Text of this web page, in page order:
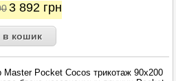
3 892 грн
Pocket Cocos трикотаж 90x200